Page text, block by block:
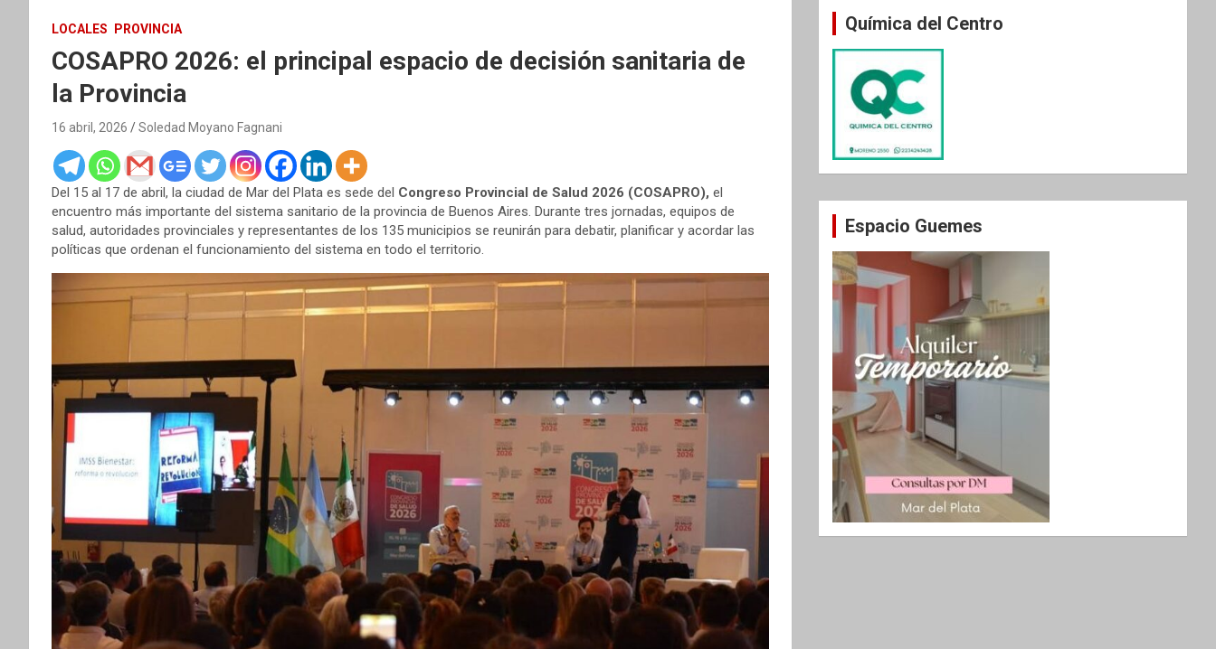
LOCALES PROVINCIA
COSAPRO 2026: el principal espacio de decisión sanitaria de
la Provincia
16 abril, 2026 Soledad Moyano Fagnani
Del 15 al 17 de abril, la ciudad de Mar del Plata es sede del Congreso Provincial de Salud 2026 (COSAPRO), el
encuentro más importante del sistema sanitario de la provincia de Buenos Aires. Durante tres jornadas, equipos de
salud, autoridades provinciales y representantes de los 135 municipios se reunirán para debatir, planificar y acordar las
políticas que ordenan el funcionamiento del sistema en todo el territorio.
Química del Centro
Espacio Guemes